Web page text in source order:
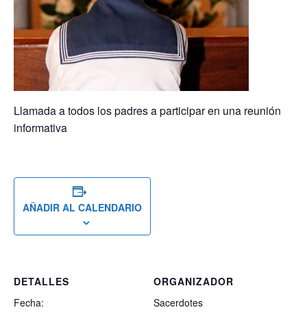
Llamada a todos los padres a participar en una reunión
informativa
AÑADIR AL CALENDARIO
DETALLES
Fecha:
ORGANIZADOR
Sacerdotes